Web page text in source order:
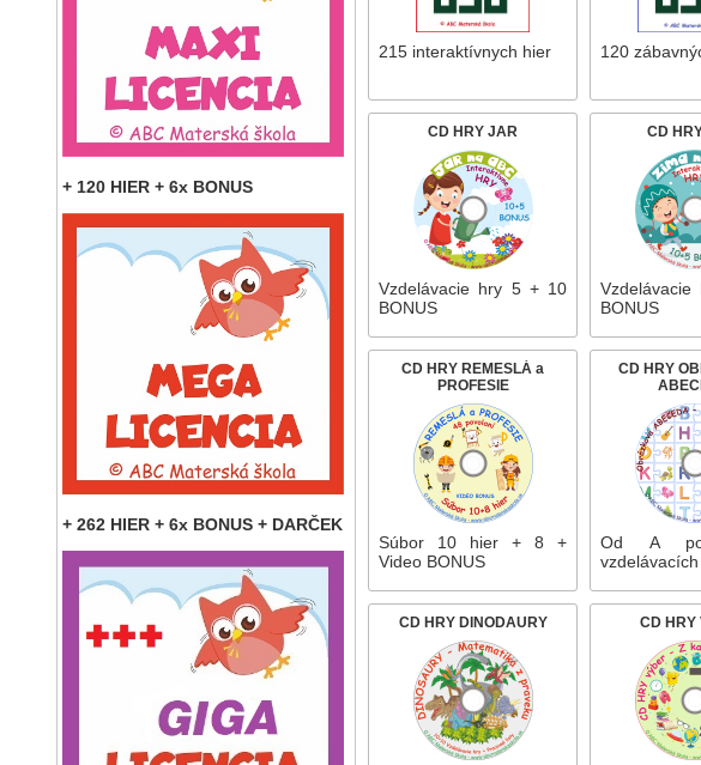
+ 120 HIER + 6x BONUS
+ 262 HIER + 6x BONUS + DARČEK
215 interaktívnych hier 120
CD HRY JAR
Vzdelávacie hry 5 + 10
BONUS
CD
BONUS
CD HRY REMESLÁ a
PROFESIE
Súbor 10 hier + 8 +
Video BONUS
CD HRY
Od A
CD HRY DINODAURY CD HRY